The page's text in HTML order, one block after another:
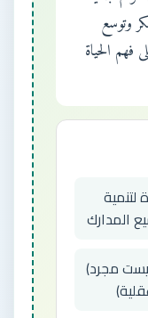
وتوسع
فهم الحياة
لتنمية
المدارك
مجرد)